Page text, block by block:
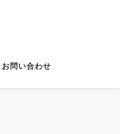
お問い合わせ